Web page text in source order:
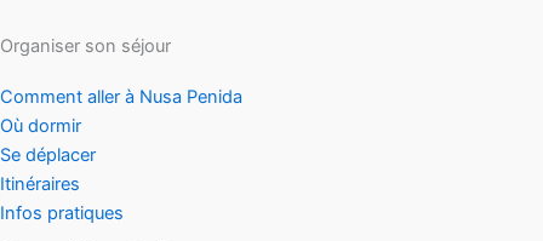
Organiser son séjour
Comment aller à Nusa Penida
Où dormir
Se déplacer
Itinéraires
Infos pratiques